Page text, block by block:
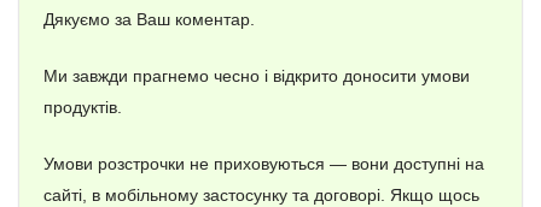
Дякуємо за Ваш коментар.
Ми завжди прагнемо чесно і відкрито доносити умови
продуктів.
Умови розстрочки не приховуються — вони доступні на
сайті, в мобільному застосунку та договорі. Якщо щось